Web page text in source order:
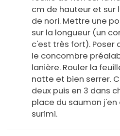
cm de hauteur et sur
de nori. Mettre une
sur la longueur (un
c'est très fort). Poser
le concombre
lanière. Rouler la
natte et bien serrer.
deux puis en 3 dans
place du saumon
surimi.